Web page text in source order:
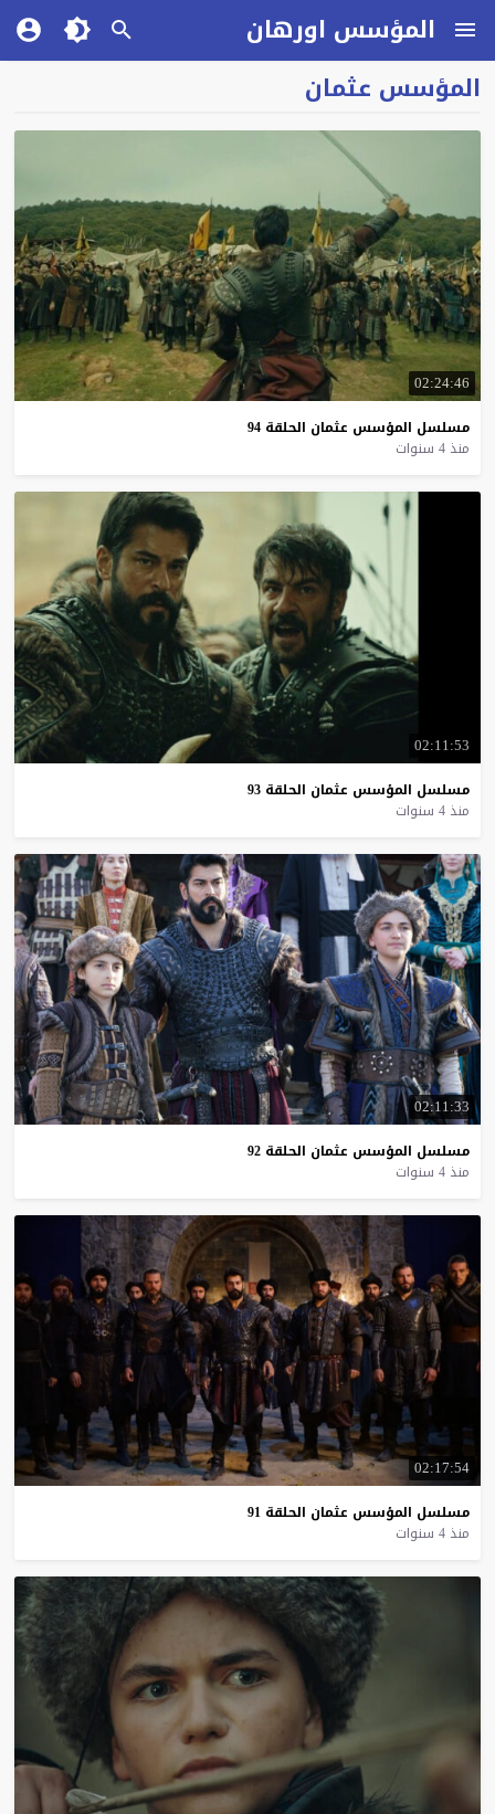
المؤسس اورهان
المؤسس عثمان
02:24:46
مسلسل المؤسس عثمان الحلقة 94
منذ 4 سنوات
02:11:53
مسلسل المؤسس عثمان الحلقة 93
منذ 4 سنوات
02:11:33
مسلسل المؤسس عثمان الحلقة 92
منذ 4 سنوات
02:17:54
مسلسل المؤسس عثمان الحلقة 91
منذ 4 سنوات